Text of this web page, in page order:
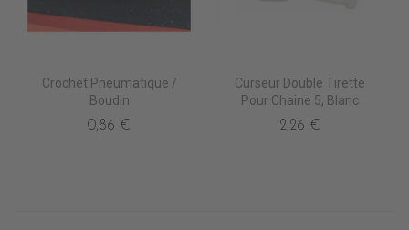
Crochet Pneumatique /
Boudin
0,86 €
Curseur Double Tirette
Pour Chaine 5, Blanc
2,26 €